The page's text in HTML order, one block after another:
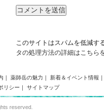
このサイトはスパムを低減す
タの処理方法の詳細はこちら
｜ 薬師岳の魅力 ｜ 新着＆イベント情報 ｜
リシー ｜ サイトマップ
reserved.